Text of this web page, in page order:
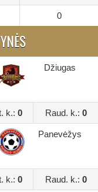
0
Džiugas
k.: 0 Raud. k.: 0
Panevėžys
k.: 0 Raud. k.: 0